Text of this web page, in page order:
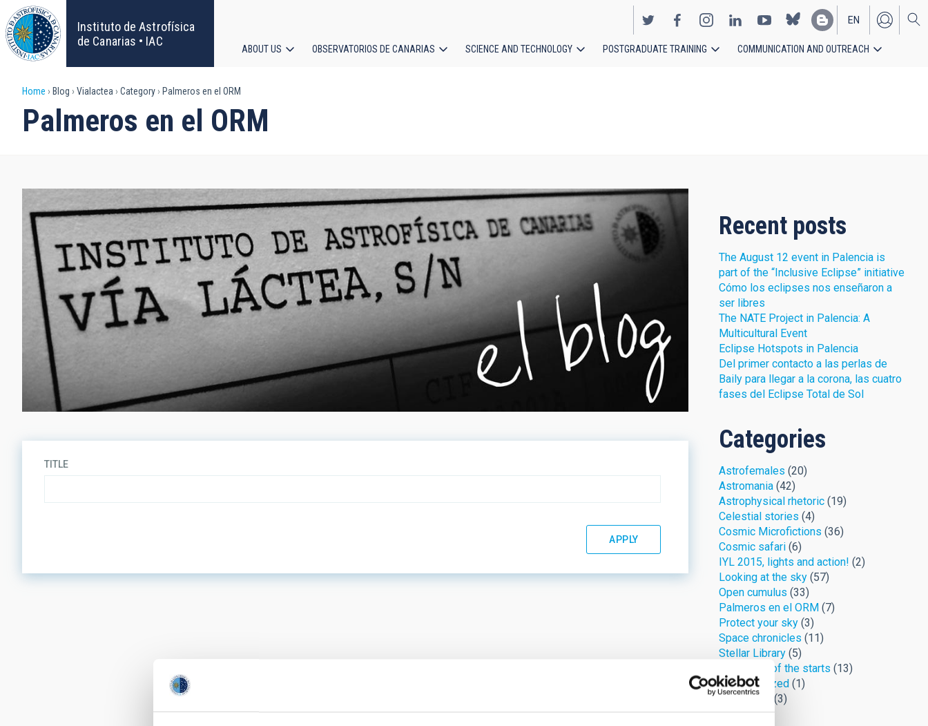
Skip
to
main
content
Instituto de Astrofísica
de Canarias • IAC
EN
ES
navigation
ABOUT US OBSERVATORIOS DE CANARIAS SCIENCE AND TECHNOLOGY POSTGRADUATE TRAINING COMMUNICATION AND OUTREACH
Breadcrumb
Home Blog Vialactea Category Palmeros en el ORM
Palmeros en el ORM
TITLE
Recent posts
The August 12 event in Palencia is
part of the “Inclusive Eclipse” initiative
Cómo los eclipses nos enseñaron a
ser libres
The NATE Project in Palencia: A
Multicultural Event
Eclipse Hotspots in Palencia
Del primer contacto a las perlas de
Baily para llegar a la corona, las cuatro
fases del Eclipse Total de Sol
Categories
Astrofemales (20)
Astromania(42)
Astrophysical rhetoric(19)
Celestial stories (4)
Cosmic Microfictions (36)
Cosmic safari(6)
IYL 2015, lights and action! (2)
Looking at the sky(57)
Open cumulus (33)
Palmeros en el ORM(7)
Protect your sky(3)
Space chronicles (11)
Stellar Library(5)
The jargon of the starts (13)
Uncategorized(1)
Uni-versus
(3)